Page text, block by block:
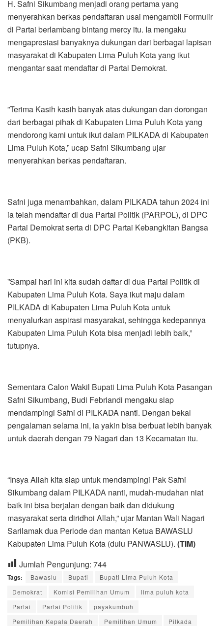
H. Safni Sikumbang menjadi orang pertama yang
menyerahkan berkas pendaftaran usai mengambil Formulir
di Partai berlambang bintang mercy itu. Ia mengaku
mengapresiasi banyaknya dukungan dari berbagai lapisan
masyarakat di Kabupaten Lima Puluh Kota yang ikut
mengantar saat mendaftar di Partai Demokrat.
”Terima Kasih kasih banyak atas dukungan dan dorongan
dari berbagai pihak di Kabupaten Lima Puluh Kota yang
mendorong kami untuk ikut dalam PILKADA di Kabupaten
Lima Puluh Kota,” ucap Safni Sikumbang ujar
menyerahkan berkas pendaftaran.
Safni juga menambahkan, dalam PILKADA tahun 2024 ini
ia telah mendaftar di dua Partai Politik (PARPOL), di DPC
Partai Demokrat serta di DPC Partai Kebangkitan Bangsa
(PKB).
”Sampai hari ini kita sudah daftar di dua Partai Politik di
Kabupaten Lima Puluh Kota. Saya ikut maju dalam
PILKADA di Kabupaten Lima Puluh Kota untuk
menyalurkan aspirasi masyarakat, sehingga kedepannya
Kabupaten Lima Puluh Kota bisa menjadi lebih baik,”
tutupnya.
Sementara Calon Wakil Bupati Lima Puluh Kota Pasangan
Safni Sikumbang, Budi Febriandi mengaku siap
mendampingi Safni di PILKADA nanti. Dengan bekal
pengalaman selama ini, ia yakin bisa berbuat lebih banyak
untuk daerah dengan 79 Nagari dan 13 Kecamatan itu.
“Insya Allah kita siap untuk mendampingi Pak Safni
Sikumbang dalam PILKADA nanti, mudah-mudahan niat
baik ini bisa berjalan dengan baik dan didukung
masyarakat serta diridhoi Allah,” ujar Mantan Wali Nagari
Sarilamak dua Periode dan mantan Ketua BAWASLU
Kabupaten Lima Puluh Kota (dulu PANWASLU). (TIM)
Jumlah Pengunjung: 744
Tags: Bawaslu Bupati
Bupati Lima Puluh Kota
Demokrat
Komisi Pemilihan Umum
lima puluh kota
Partai
Partai Politik
payakumbuh
Pemilihan Kepala Daerah
Pemilihan Umum
Pilkada